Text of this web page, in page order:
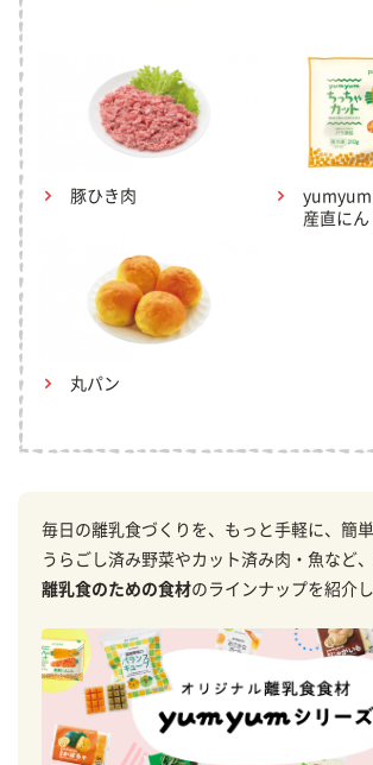
豚ひき肉
yumyum
産直にん
丸パン
毎日の離乳食づくりを、もっと手軽に、簡単
うらごし済み野菜やカット済み肉・魚など
離乳食のための食材のラインナップを紹介し